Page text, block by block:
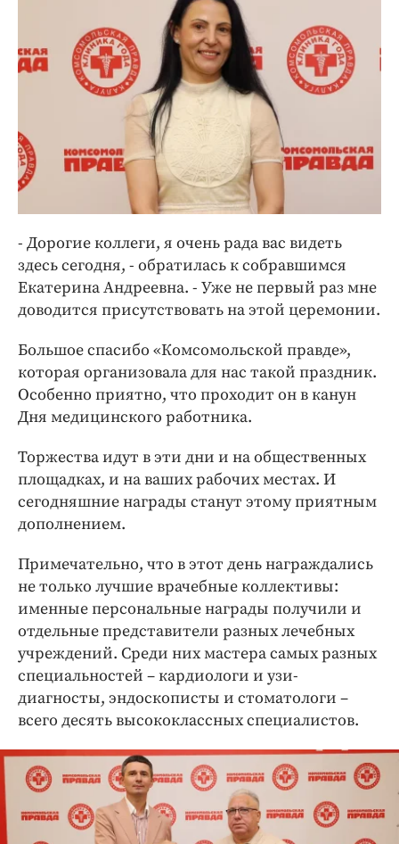
- Дорогие коллеги, я очень рада вас видеть
здесь сегодня, - обратилась к собравшимся
Екатерина Андреевна. - Уже не первый раз мне
доводится присутствовать на этой церемонии.
Большое спасибо «Комсомольской правде»,
которая организовала для нас такой праздник.
Особенно приятно, что проходит он в канун
Дня медицинского работника.
Торжества идут в эти дни и на общественных
площадках, и на ваших рабочих местах. И
сегодняшние награды станут этому приятным
дополнением.
Примечательно, что в этот день награждались
не только лучшие врачебные коллективы:
именные персональные награды получили и
отдельные представители разных лечебных
учреждений. Среди них мастера самых разных
специальностей – кардиологи и узи-
диагносты, эндоскописты и стоматологи –
всего десять высококлассных специалистов.